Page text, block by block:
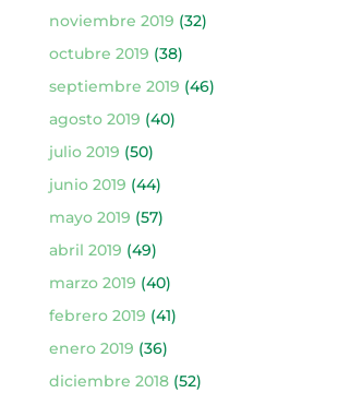
noviembre 2019 (32)
octubre 2019 (38)
septiembre 2019 (46)
agosto 2019 (40)
julio 2019 (50)
junio 2019 (44)
mayo 2019 (57)
abril 2019 (49)
marzo 2019 (40)
febrero 2019 (41)
enero 2019 (36)
diciembre 2018(52)